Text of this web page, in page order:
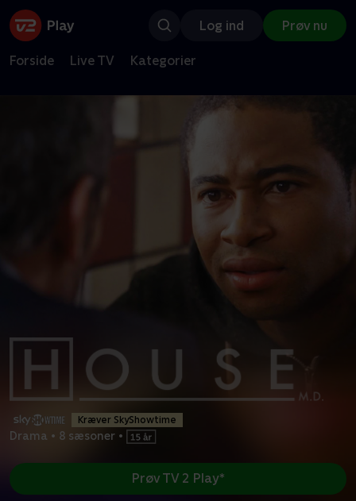
Log ind Prøv nu
Forside Live TV Kategorier
Kræver SkyShowtime
Drama • 8 sæsoner •
Prøv TV 2 Play*